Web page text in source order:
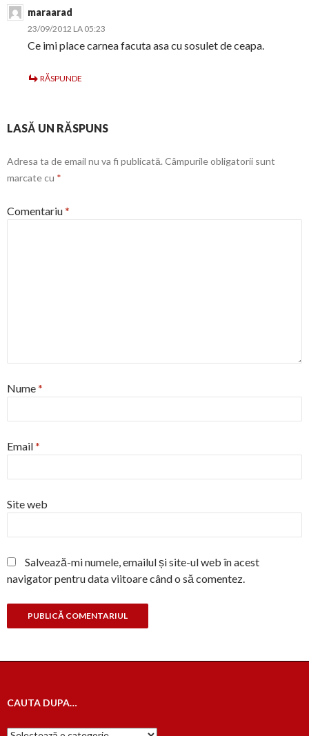
maraarad
23/09/2012 LA 05:23
Ce imi place carnea facuta asa cu sosulet de ceapa.
RĂSPUNDE
LASĂ UN RĂSPUNS
Adresa ta de email nu va fi publicată. Câmpurile obligatorii sunt
marcate cu *
Comentariu*
Nume*
Email*
Site web
Salvează-mi numele, emailul și site-ul web în acest
navigator pentru data viitoare când o să comentez.
CAUTA DUPA…
Cauta